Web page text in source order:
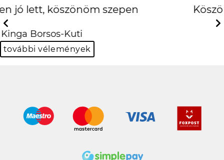
Köszönöm szépen király
Balázs Halász
Previous
további vélemények